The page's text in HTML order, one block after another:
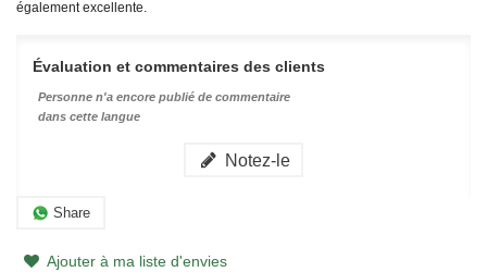
également excellente.
Évaluation et commentaires des clients
Personne n'a encore publié de commentaire
dans cette langue
Notez-le
Share
Ajouter à ma liste d'envies